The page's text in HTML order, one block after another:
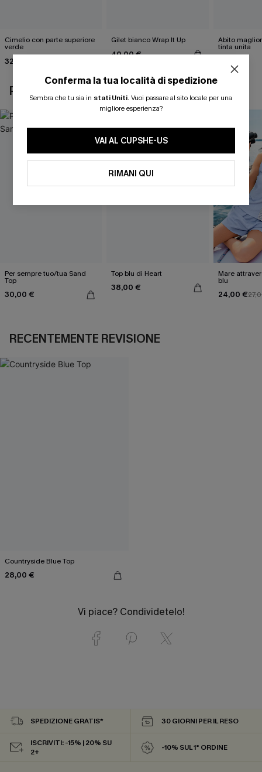
Cimelio con parte superiore
verde
32,00 €
Gilet bianco Wrap It Up
40,00 €
Abito
tinta unita
POTREBBE INTERESSARTI ANCHE
Per sempre tuo/tua Sand
Top
30,00 €
Top blu di Heart
38,00 €
Mare
blu
24,00 €
RECENTEMENTE REVISIONE
Countryside Blue Top
28,00 €
Vi piace? Condividetelo!
Conferma la tua località di spedizione
Sembra che tu sia in stati Uniti. Vuoi passare al sito locale per una
migliore esperienza?
VAI AL CUPSHE-US
RIMANI QUI
SPEDIZIONE GRATIS* 30 GIORNI PER IL RESO
ISCRIVITI: -15% | 20% SU
2+
-10% SUL 1° ORDINE